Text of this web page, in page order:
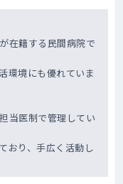
在籍する民間病院で
環境にも優れていま
当医制で管理してい
おり、手広く活動し